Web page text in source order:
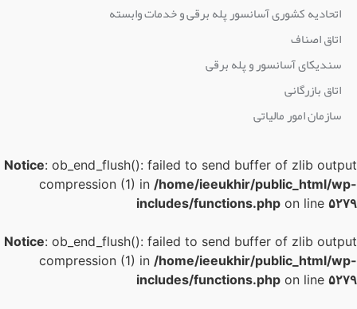
اتحادیه کشوری آسانسور پله برقی و خدمات وابسته
اتاق اصناف
سندیکای آسانسور و پله برقی
اتاق بازرگانی
سازمان امور مالیاتی
Notice : ob_end_flush(): failed to send buffer of zlib
compression (1) in/home/ieeukhir/public_html/
includes/functions.phpon line
Notice : ob_end_flush(): failed to send buffer of zlib
compression (1) in/home/ieeukhir/public_html/
includes/functions.phpon line